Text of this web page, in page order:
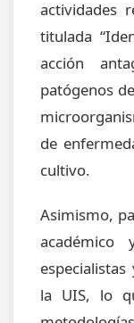
actividades
titulada
acción
patógenos
de
cultivo.
Asimismo,
la UIS, lo